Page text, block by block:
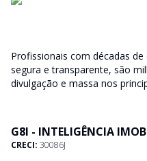
Profissionais com décadas
segura e transparente, são milhares de imóveis em estoque e
divulgação e massa nos
G8I - INTELIGÊNCIA
CRECI: 30086J